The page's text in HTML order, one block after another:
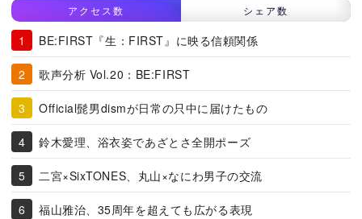
アクセス数 シェア数
BE:FIRST『生：FIRST』に映る信頼関係
歌声分析 Vol.20：BE:FIRST
Official髭男dismが日常の只中に届けたもの
鈴木愛理、浴衣姿であざとさ全開ポーズ
二宮×SixTONES、丸山×なにわ男子の交流
福山雅治、35周年を超えても広がる表現